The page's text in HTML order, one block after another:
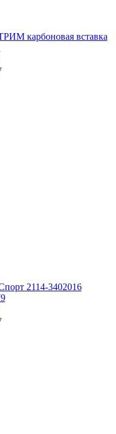
карбоновая вставка
2114-3402016